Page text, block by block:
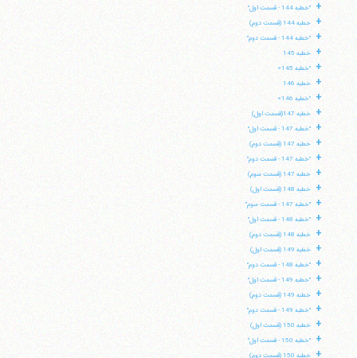
+ "خطبه 144 - قسمت اول"
+ خطبه 144 (قسمت دوم)
+ "خطبه 144 - قسمت دوم"
+ خطبه 145
+ "خطبه 145»
+ خطبه 146
+ "خطبه 146»
+ خطبه 147(قسمت اول)
+ "خطبه 147 - قسمت اول"
+ خطبه 147 (قسمت دوم)
+ "خطبه 147 - قسمت دوم"
+ خطبه 147 (قسمت سوم)
+ خطبه 148 (قسمت اول)
+ "خطبه 147 - قسمت سوم"
+ "خطبه 148 - قسمت اول"
+ خطبه 148 (قسمت دوم)
+ خطبه 149 (قسمت اول)
+ "خطبه 148 - قسمت دوم"
+ "خطبه 149 - قسمت اول"
+ خطبه 149 (قسمت دوم)
+ "خطبه 149 - قسمت دوم"
+ خطبه 150 (قسمت اول)
+ "خطبه 150 - قسمت اول"
+ خطبه 150 (قسمت دوم)